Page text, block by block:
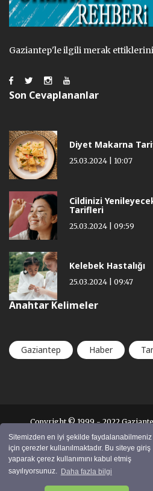
Sitemizden en iyi şekilde faydalanabilmeniz
için çerezler kullanılmaktadır. Bu siteye giriş
yaparak çerez kullanımını kabul etmiş
sayılıyorsunuz. Daha fazla bilgi
Gaziantep'le ilgili merak
Son Cevaplananlar
Diyet Makarna
25.03.2024 | 10:07
Cildinizi
Tarifleri
25.03.2024 | 09:59
Kelebek Hastalığı
25.03.2024 | 09:47
Anahtar Kelimeler
Gaziantep Haber
Copyright © 1999 - 2022
Gaziantep Web